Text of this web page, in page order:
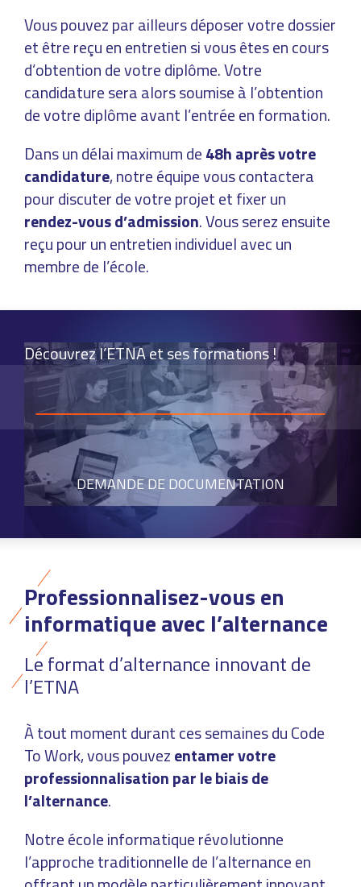
Vous pouvez par ailleurs déposer votre dossier
et être reçu en entretien si vous êtes en cours
d’obtention de votre diplôme. Votre
candidature sera alors soumise à l’obtention
de votre diplôme avant l’entrée en formation.
Dans un délai maximum de48h après votre
candidature, notre équipe vous contactera
pour discuter de votre projet et fixer un
rendez-vous d’admission. Vous serez ensuite
reçu pour un entretien individuel avec un
membre de l’école.
Découvrez l’ETNA et ses formations !
DEMANDE DE DOCUMENTATION
Professionnalisez-vous en
informatique avec l’alternance
Le format d’alternance innovant de
l’ETNA
À tout moment durant ces semaines du Code
To Work, vous pouvezentamer votre
professionnalisation par le biais de
l’alternance.
Notre école informatique révolutionne
l’approche traditionnelle de l’alternance en